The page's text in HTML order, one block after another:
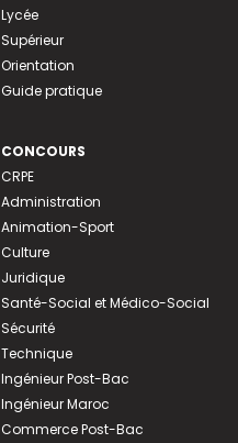
Lycée
Supérieur
Orientation
Guide pratique
CONCOURS
CRPE
Administration
Animation-Sport
Culture
Juridique
Santé-Social et Médico-Social
Sécurité
Technique
Ingénieur Post-Bac
Ingénieur Maroc
Commerce Post-Bac